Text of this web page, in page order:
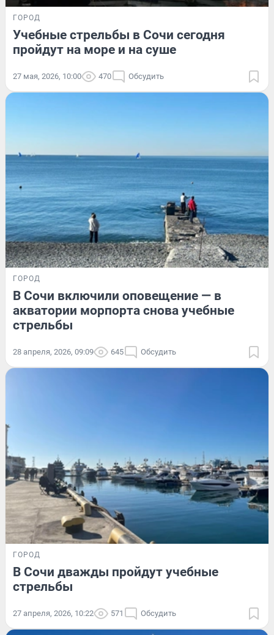
ГОРОД
Учебные стрельбы в Сочи сегодня
пройдут на море и на суше
27 мая, 2026, 10:00 470 Обсудить
ГОРОД
В Сочи включили оповещение — в
акватории морпорта снова учебные
стрельбы
28 апреля, 2026, 09:09 645 Обсудить
ГОРОД
В Сочи дважды пройдут учебные
стрельбы
27 апреля, 2026, 10:22 571 Обсудить